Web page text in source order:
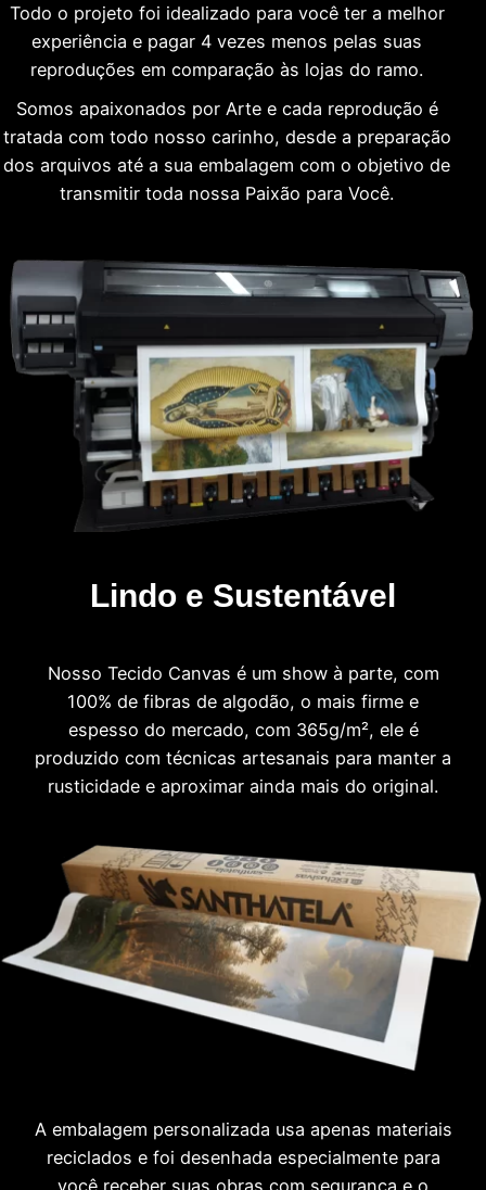
Todo o projeto foi idealizado para você ter a melhor
experiência e pagar 4 vezes menos pelas suas
reproduções em comparação às lojas do ramo.
Somos apaixonados por Arte e cada reprodução é
tratada com todo nosso carinho, desde a preparação
dos arquivos até a sua embalagem com o objetivo de
transmitir toda nossa Paixão para Você.
Lindo e Sustentável
Nosso Tecido Canvas é um show à parte, com
100% de fibras de algodão, o mais firme e
espesso do mercado, com 365g/m², ele é
produzido com técnicas artesanais para manter a
rusticidade e aproximar ainda mais do original.
A embalagem personalizada usa apenas materiais
reciclados e foi desenhada especialmente para
você receber suas obras com segurança e o